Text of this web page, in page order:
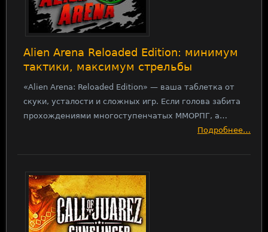
Alien Arena Reloaded Edition: минимум
тактики, максимум стрельбы
«Alien Arena: Reloaded Edition» — ваша таблетка от
скуки, усталости и сложных игр. Если голова забита
прохождениями многоступенчатых ММОРПГ, а…
Подробнее…